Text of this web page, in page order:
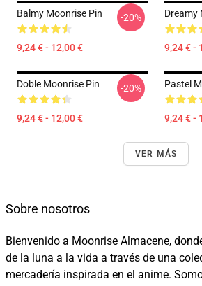
Balmy Moonrise Pin
9,24 € - 12,00 €
-20% Dreamy
9,24 € -
Doble Moonrise Pin
9,24 € - 12,00 €
-20% Pastel
9,24 € -
VER MÁS
Sobre nosotros
Bienvenido a Moonrise Almacene,
de la luna a la vida a través de una
mercadería inspirada en el anime.